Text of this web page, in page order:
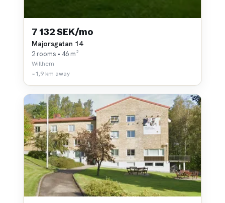
7 132 SEK/mo
Majorsgatan 14
2 rooms • 46 m²
Willhem
~1,9 km away